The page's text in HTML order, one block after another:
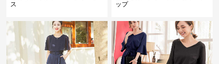
ス
ップ